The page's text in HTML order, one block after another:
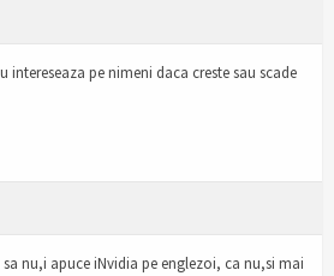
intereseaza pe nimeni daca creste sau scade
nu,i apuce iNvidia pe englezoi, ca nu,si mai